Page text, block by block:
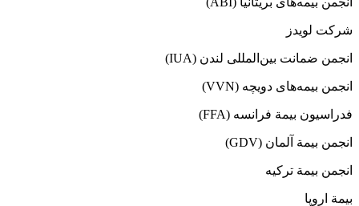
شرکت لویدز
انجمن ضمانت بین‌المللی لندن (IUA)
انجمن بیمه‌های دویچه (VVN)
فدراسیون بیمة فرانسه (FFA)
انجمن بیمة آلمان (GDV)
انجمن بیمة ترکیه
بیمة اروپا